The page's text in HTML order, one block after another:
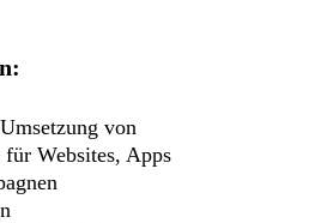
von
Websites, Apps